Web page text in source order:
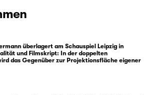
verheilen.
vorübergehend
ist Chloe mehr denn je auf
Da trifft es sich äußerst
Hannah aus unerklärlichen
wieder abtaucht und an
überlagert am Schauspiel Leipzig in
und Filmskript: In der doppelten
das Gegenüber zur Projektionsfläche eigener